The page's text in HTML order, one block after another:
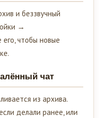
и беззвучный
→
чтобы новые
чат
из архива.
делали ранее, или